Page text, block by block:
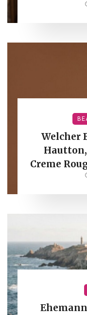
Welcher
Hautton,
Creme